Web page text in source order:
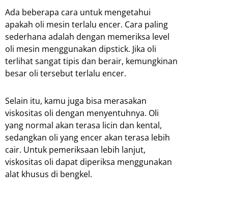
Ada beberapa cara untuk mengetahui
apakah oli mesin terlalu encer. Cara paling
sederhana adalah dengan memeriksa level
oli mesin menggunakan dipstick. Jika oli
terlihat sangat tipis dan berair, kemungkinan
besar oli tersebut terlalu encer.
Selain itu, kamu juga bisa merasakan
viskositas oli dengan menyentuhnya. Oli
yang normal akan terasa licin dan kental,
sedangkan oli yang encer akan terasa lebih
cair. Untuk pemeriksaan lebih lanjut,
viskositas oli dapat diperiksa menggunakan
alat khusus di bengkel.